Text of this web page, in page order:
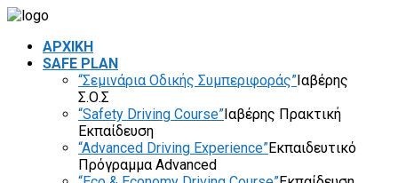
ΑΡΧΙΚΗ
SAFE PLAN
“Σεμινάρια Οδικής Συμπεριφοράς”Ιαβέρης
Σ.Ο.Σ
“Safety Driving Course”Ιαβέρης Πρακτική
Εκπαίδευση
“Advanced Driving Experience”Εκπαιδευτικό
Πρόγραμμα Advanced